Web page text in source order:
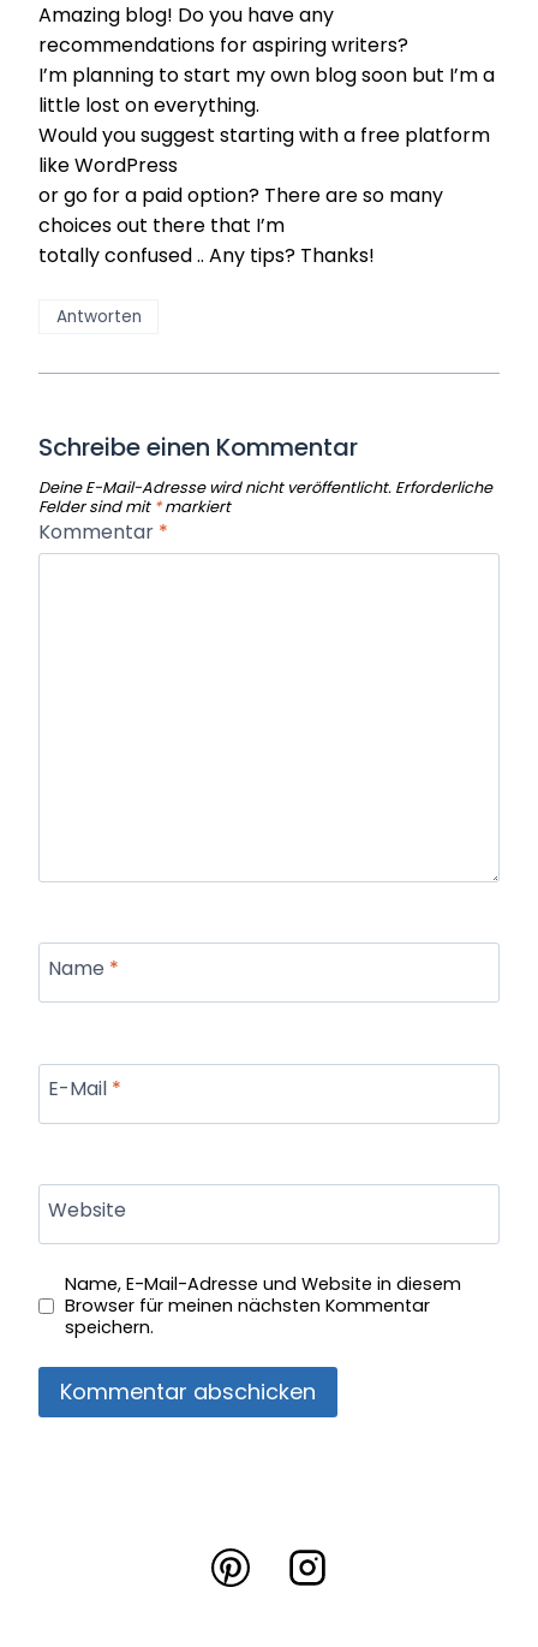
Amazing blog! Do you have any
recommendations for aspiring writers?
I’m planning to start my own blog soon but I’m a
little lost on everything.
Would you suggest starting with a free platform
like WordPress
or go for a paid option? There are so many
choices out there that I’m
totally confused .. Any tips? Thanks!
Antworten
Schreibe einen Kommentar
Deine E-Mail-Adresse wird nicht veröffentlicht. Erforderliche
Felder sind mit *markiert
Kommentar *
Name *
E-Mail *
Website
Name, E-Mail-Adresse und Website in diesem
Browser für meinen nächsten Kommentar
speichern.